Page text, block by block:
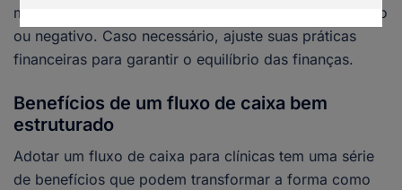
mensais para verificar se o fluxo de caixa está positivo
ou negativo. Caso necessário, ajuste suas práticas
financeiras para garantir o equilíbrio das finanças.
Benefícios de um fluxo de caixa bem
estruturado
Adotar um fluxo de caixa para clínicas tem uma série
de benefícios que podem transformar a forma como